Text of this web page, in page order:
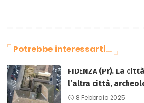
Potrebbe interessarti…
FIDENZA (Pr). La
l’altra città,
8 Febbraio 2025